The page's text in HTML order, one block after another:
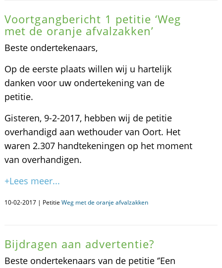
Voortgangbericht 1 petitie ‘Weg
met de oranje afvalzakken’
Beste ondertekenaars,
Op de eerste plaats willen wij u hartelijk
danken voor uw ondertekening van de
petitie.
Gisteren, 9-2-2017, hebben wij de petitie
overhandigd aan wethouder van Oort. Het
waren 2.307 handtekeningen op het moment
van overhandigen.
+Lees meer...
10-02-2017 | Petitie Weg met de oranje afvalzakken
Bijdragen aan advertentie?
Beste ondertekenaars van de petitie ‘’Een